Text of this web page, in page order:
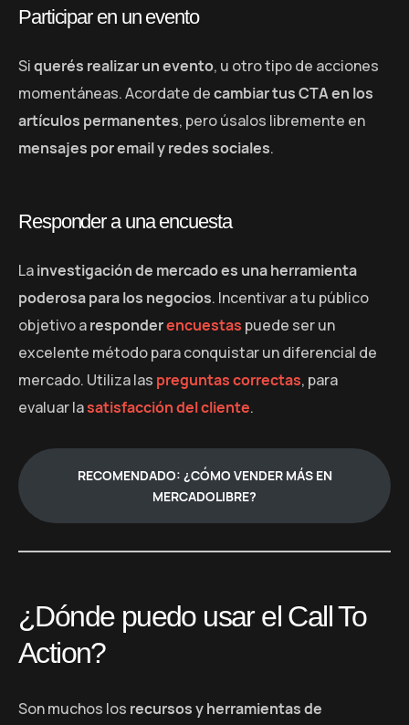
Participar en un evento
Siquerés realizar un evento, u otro tipo de acciones
momentáneas. Acordate decambiar tus CTA en los
artículos permanentes, pero úsalos libremente en
mensajes por email y redes sociales.
Responder a una encuesta
Lainvestigación de mercado es una herramienta
poderosa para los negocios. Incentivar a tu público
objetivo aresponderencuestas puede ser un
excelente método para conquistar un diferencial de
mercado. Utiliza las preguntas correctas, para
evaluar lasatisfacción del cliente.
RECOMENDADO: ¿CÓMO VENDER MÁS EN
MERCADOLIBRE?
¿Dónde puedo usar el Call To
Action?
Son muchos los recursos y herramientas de